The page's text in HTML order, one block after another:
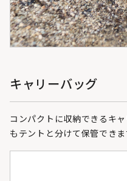
キャリーバッグ
コンパクトに収納できるキ
もテントと分けて保管できま